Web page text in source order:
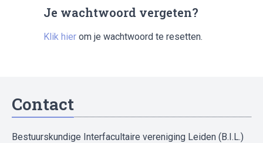
Je wachtwoord vergeten?
Klik hier om je wachtwoord te resetten.
Contact
Bestuurskundige Interfacultaire vereniging Leiden (B.I.L.)